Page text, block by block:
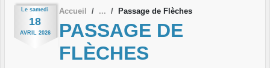
Le samedi
18
AVRIL 2026
Accueil Passage de Flèches
PASSAGE DE
FLÈCHES